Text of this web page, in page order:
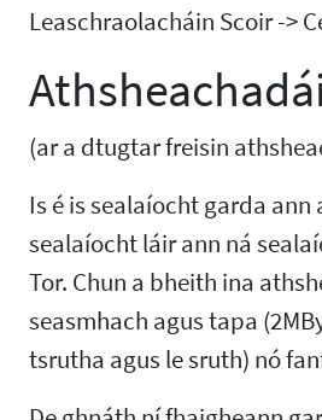
Leaschraolacháin Scoir ->
(ar a dtugtar freisin
Is é is sealaíocht garda
sealaíocht láir ann ná
Tor. Chun a bheith ina
seasmhach agus tapa
tsrutha agus le sruth) nó